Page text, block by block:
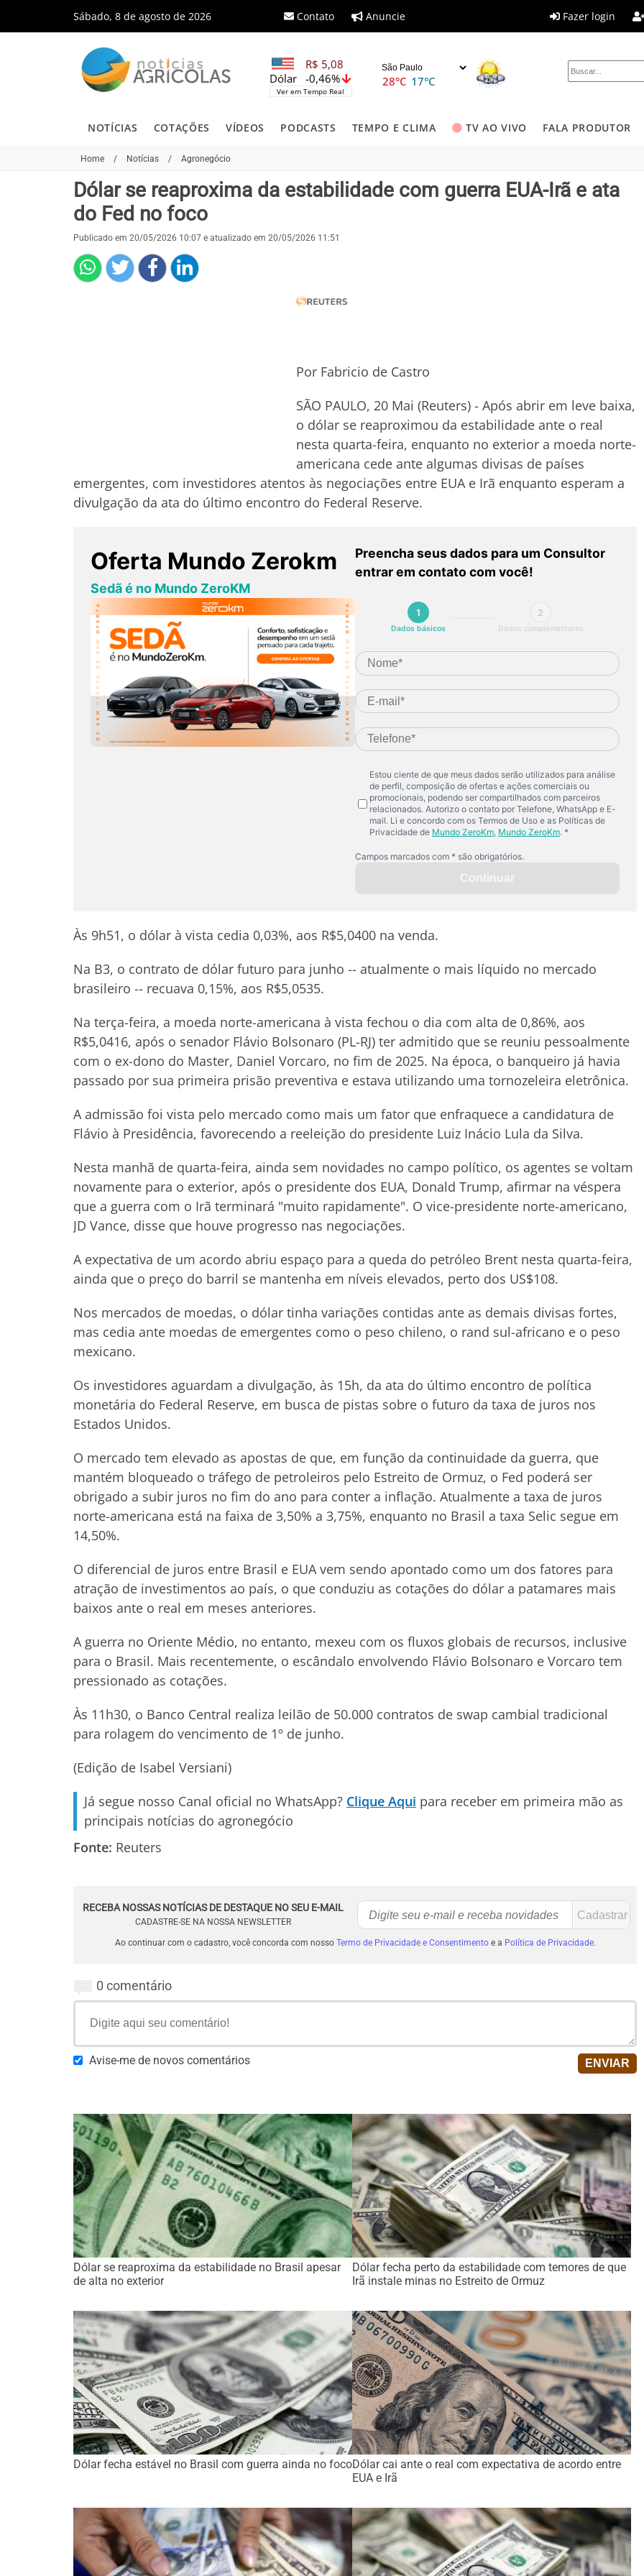
Sábado, 8 de agosto de 2026 Contato Anuncie Fazer login
R$ 5,08
-0,46%
Dólar
Ver em Tempo Real
28°C 17°C
NOTÍCIAS COTAÇÕES VÍDEOS PODCASTS TEMPO E CLIMA TV AO VIVO FALA PRODUTOR
Home / Notícias / Agronegócio
Dólar se reaproxima da estabilidade com guerra EUA-Irã e ata
do Fed no foco
Publicado em 20/05/2026 10:07 e atualizado em 20/05/2026 11:51
Por Fabricio de Castro
SÃO PAULO, 20 Mai (Reuters) - Após abrir em leve baixa,
o dólar se reaproximou da estabilidade ante o real
nesta quarta-feira, enquanto no exterior a moeda norte-
americana cede ante algumas divisas de países
emergentes, com investidores atentos às negociações entre EUA e Irã enquanto esperam a
divulgação da ata do último encontro do Federal Reserve.
Às 9h51, o dólar à vista cedia 0,03%, aos R$5,0400 na venda.
Na B3, o contrato de dólar futuro para junho -- atualmente o mais líquido no mercado
brasileiro -- recuava 0,15%, aos R$5,0535.
Na terça-feira, a moeda norte-americana à vista fechou o dia com alta de 0,86%, aos
R$5,0416, após o senador Flávio Bolsonaro (PL-RJ) ter admitido que se reuniu pessoalmente
com o ex-dono do Master, Daniel Vorcaro, no fim de 2025. Na época, o banqueiro já havia
passado por sua primeira prisão preventiva e estava utilizando uma tornozeleira eletrônica.
A admissão foi vista pelo mercado como mais um fator que enfraquece a candidatura de
Flávio à Presidência, favorecendo a reeleição do presidente Luiz Inácio Lula da Silva.
Nesta manhã de quarta-feira, ainda sem novidades no campo político, os agentes se voltam
novamente para o exterior, após o presidente dos EUA, Donald Trump, afirmar na véspera
que a guerra com o Irã terminará "muito rapidamente". O vice-presidente norte-americano,
JD Vance, disse que houve progresso nas negociações.
A expectativa de um acordo abriu espaço para a queda do petróleo Brent nesta quarta-feira,
ainda que o preço do barril se mantenha em níveis elevados, perto dos US$108.
Nos mercados de moedas, o dólar tinha variações contidas ante as demais divisas fortes,
mas cedia ante moedas de emergentes como o peso chileno, o rand sul-africano e o peso
mexicano.
Os investidores aguardam a divulgação, às 15h, da ata do último encontro de política
monetária do Federal Reserve, em busca de pistas sobre o futuro da taxa de juros nos
Estados Unidos.
O mercado tem elevado as apostas de que, em função da continuidade da guerra, que
mantém bloqueado o tráfego de petroleiros pelo Estreito de Ormuz, o Fed poderá ser
obrigado a subir juros no fim do ano para conter a inflação. Atualmente a taxa de juros
norte-americana está na faixa de 3,50% a 3,75%, enquanto no Brasil a taxa Selic segue em
14,50%.
O diferencial de juros entre Brasil e EUA vem sendo apontado como um dos fatores para
atração de investimentos ao país, o que conduziu as cotações do dólar a patamares mais
baixos ante o real em meses anteriores.
A guerra no Oriente Médio, no entanto, mexeu com os fluxos globais de recursos, inclusive
para o Brasil. Mais recentemente, o escândalo envolvendo Flávio Bolsonaro e Vorcaro tem
pressionado as cotações.
Às 11h30, o Banco Central realiza leilão de 50.000 contratos de swap cambial tradicional
para rolagem do vencimento de 1º de junho.
(Edição de Isabel Versiani)
Já segue nosso Canal oficial no WhatsApp? Clique Aqui para receber em primeira mão as
principais notícias do agronegócio
Fonte: Reuters
RECEBA NOSSAS NOTÍCIAS DE DESTAQUE NO SEU E-MAIL
CADASTRE-SE NA NOSSA NEWSLETTER
Ao continuar com o cadastro, você concorda com nosso Termo de Privacidade e Consentimentoe a Política de Privacidade.
0 comentário
Avise-me de novos comentários
Dólar se reaproxima da estabilidade no Brasil apesar
de alta no exterior
Dólar fecha perto da estabilidade com temores de que
Irã instale minas no Estreito de Ormuz
Dólar fecha estável no Brasil com guerra ainda no focoDólar cai ante o real com expectativa de acordo entre
EUA e Irã